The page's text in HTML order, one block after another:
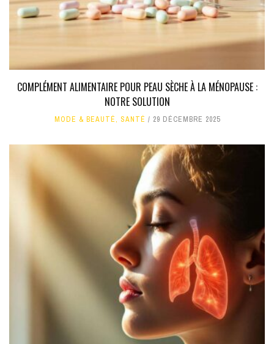
COMPLÉMENT ALIMENTAIRE POUR PEAU SÈCHE À LA MÉNOPAUSE :
NOTRE SOLUTION
MODE & BEAUTÉ, SANTÉ 29 DÉCEMBRE 2025